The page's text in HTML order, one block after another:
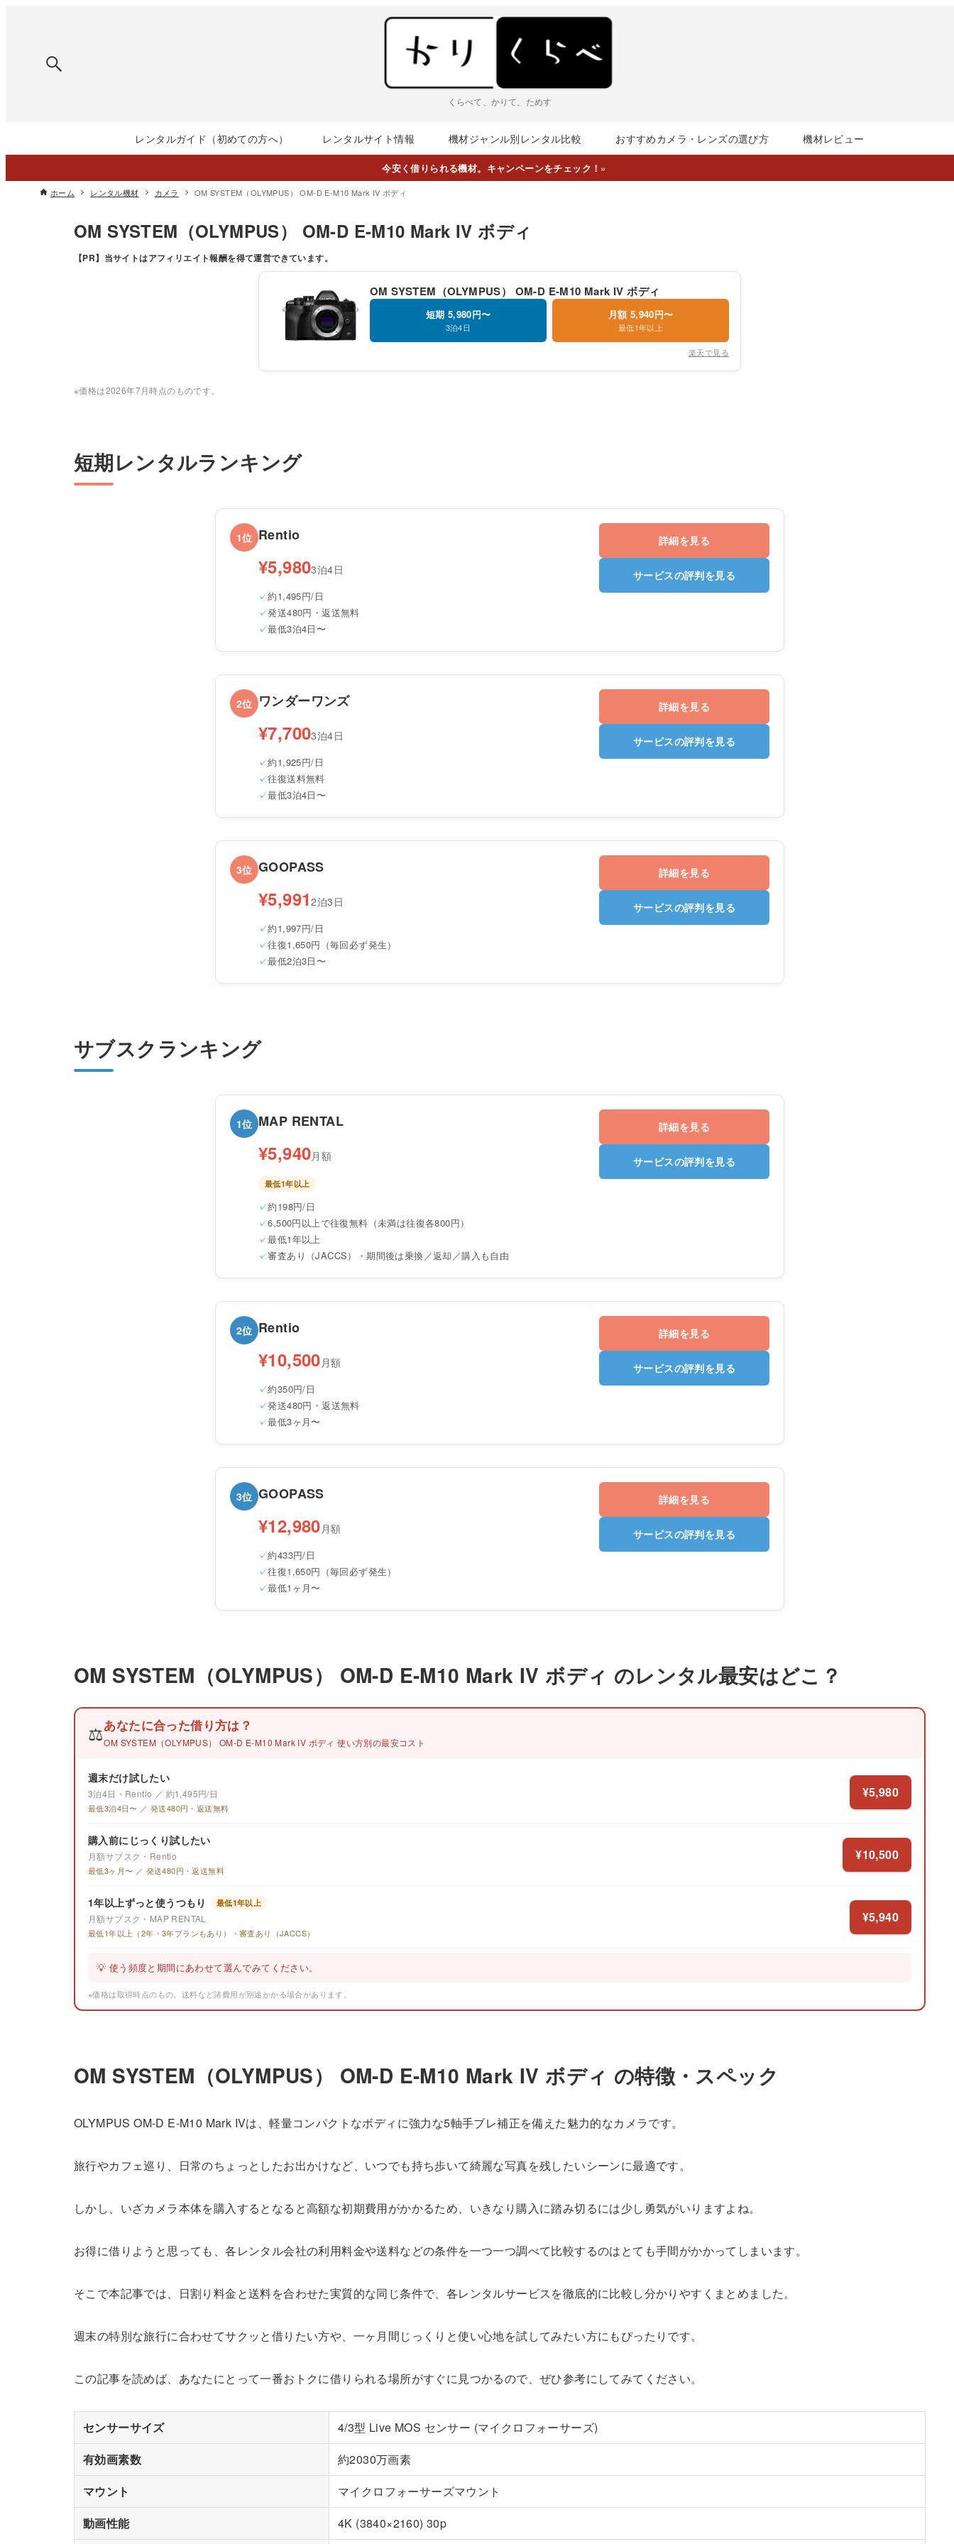
くらべて、かりて、ためす
レンタルガイド（初めての方へ） レンタルサイト情報 機材ジャンル別レンタル比較 おすすめカメラ・レンズの選び方 機材レビュー
今安く借りられる機材。キャンペーンをチェック！ »
ホーム レンタル機材 カメラ OM SYSTEM（OLYMPUS） OM-D E-M10 Mark IV ボディ
OM SYSTEM（OLYMPUS） OM-D E-M10 Mark IV ボディ
【PR】 当サイトはアフィリエイト報酬を得て運営できています。
OM SYSTEM（OLYMPUS） OM-D E-M10 Mark IV ボディ
短期 5,980円〜
3泊4日
月額 5,940円〜
最低1年以上
楽天で見る
※価格は2026年7月時点のものです。
短期レンタルランキング
1位 Rentio
¥5,9803泊4日
約1,495円/日
発送480円・返送無料
最低3泊4日〜
詳細を見る
サービスの評判を見る
2位 ワンダーワンズ
¥7,7003泊4日
約1,925円/日
往復送料無料
最低3泊4日〜
詳細を見る
サービスの評判を見る
3位 GOOPASS
¥5,9912泊3日
約1,997円/日
往復1,650円（毎回必ず発生）
最低2泊3日〜
詳細を見る
サービスの評判を見る
サブスクランキング
1位 MAP RENTAL
¥5,940月額
最低1年以上
約198円/日
6,500円以上で往復無料（未満は往復各800円）
最低1年以上
審査あり（JACCS）・期間後は乗換／返却／購入も自由
詳細を見る
サービスの評判を見る
2位 Rentio
¥10,500月額
約350円/日
発送480円・返送無料
最低3ヶ月〜
詳細を見る
サービスの評判を見る
3位 GOOPASS
¥12,980月額
約433円/日
往復1,650円（毎回必ず発生）
最低1ヶ月〜
詳細を見る
サービスの評判を見る
OM SYSTEM（OLYMPUS） OM-D E-M10 Mark IV ボディ のレンタル最安はどこ？
⚖️あなたに合った借り方は？
OM SYSTEM（OLYMPUS） OM-D E-M10 Mark IV ボディ 使い方別の最安コスト
週末だけ試したい
3泊4日・Rentio ／ 約1,495円/日
最低3泊4日〜 ／ 発送480円・返送無料
¥5,980
購入前にじっくり試したい
月額サブスク・Rentio
最低3ヶ月〜 ／ 発送480円・返送無料
¥10,500
1年以上ずっと使うつもり 最低1年以上
月額サブスク・MAP RENTAL
最低1年以上（2年・3年プランもあり）・審査あり（JACCS）
¥5,940
💡 使う頻度と期間にあわせて選んでみてください。
※価格は取得時点のもの。送料など諸費用が別途かかる場合があります。
OM SYSTEM（OLYMPUS） OM-D E-M10 Mark IV ボディ の特徴・スペック
OLYMPUS OM-D E-M10 Mark IVは、軽量コンパクトなボディに強力な5軸手ブレ補正を備えた魅力的なカメラです。
旅行やカフェ巡り、日常のちょっとしたお出かけなど、いつでも持ち歩いて綺麗な写真を残したいシーンに最適です。
しかし、いざカメラ本体を購入するとなると高額な初期費用がかかるため、いきなり購入に踏み切るには少し勇気がいりますよね。
お得に借りようと思っても、各レンタル会社の利用料金や送料などの条件を一つ一つ調べて比較するのはとても手間がかかってしまいます。
そこで本記事では、日割り料金と送料を合わせた実質的な同じ条件で、各レンタルサービスを徹底的に比較し分かりやすくまとめました。
週末の特別な旅行に合わせてサクッと借りたい方や、一ヶ月間じっくりと使い心地を試してみたい方にもぴったりです。
この記事を読めば、あなたにとって一番おトクに借りられる場所がすぐに見つかるので、ぜひ参考にしてみてください。
センサーサイズ
4/3型 Live MOS センサー (マイクロフォーサーズ)
有効画素数
約2030万画素
マウント
マイクロフォーサーズマウント
動画性能
4K (3840×2160) 30p